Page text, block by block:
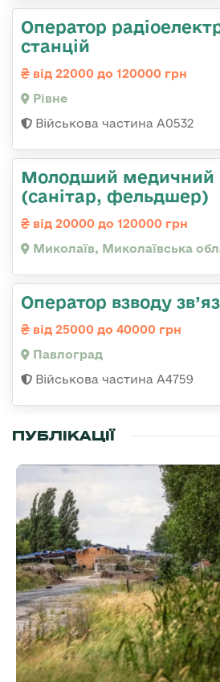
Оператор
станцій
від 22000 до 120000 грн
Рівне
Військова частина А0532
Молодший медичний
(санітар, фельдшер)
від 20000 до 120000 грн
Миколаїв, Миколаївська
Оператор взводу
від 25000 до 40000 грн
Павлоград
Військова частина А4759
ПУБЛІКАЦІЇ